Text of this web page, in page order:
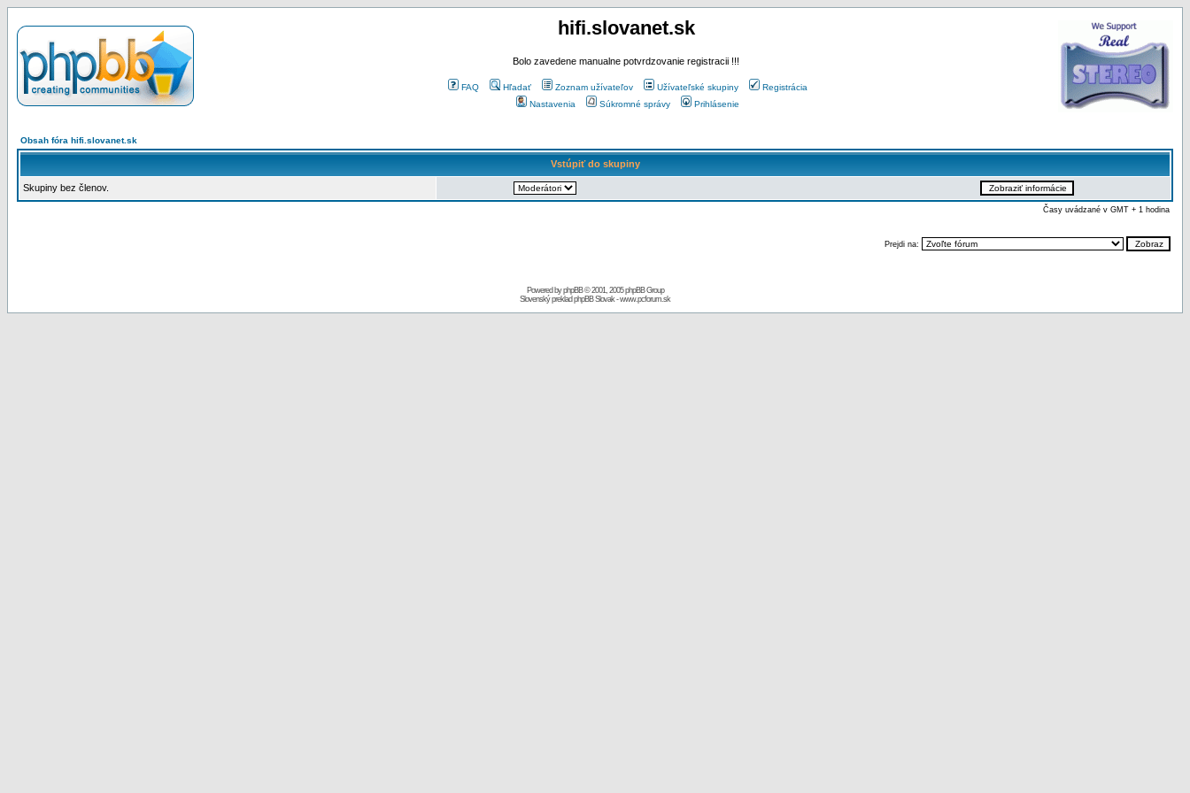
hifi.slovanet.sk
Bolo zavedene manualne potvrdzovanie registracii !!!
FAQ Hľadať Zoznam užívateľov Užívateľské skupiny
Registrácia
Nastavenia
Súkromné správy Prihlásenie
Obsah fóra hifi.slovanet.sk
Vstúpiť do skupiny
Skupiny bez členov.
Časy uvádzané v GMT + 1 hodina
Prejdi na:
Powered byphpBB© 2001, 2005 phpBB Group
Slovenský preklad phpBB Slovak-www.pcforum.sk